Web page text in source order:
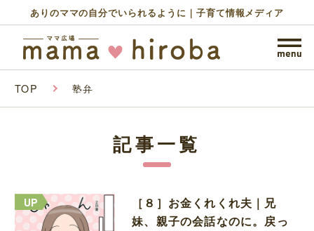
ありのママの自分でいられるように｜子育て情報メディア
TOP 塾弁
記事一覧
［８］お金くれくれ夫｜兄
妹、親子の会話なのに。戻っ